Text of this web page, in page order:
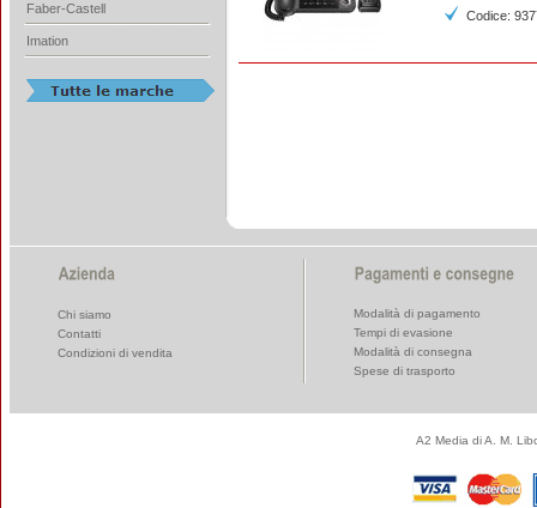
Codice:
Faber-Castell
Imation
Chi siamo
Contatti
Condizioni di vendita
Modalità di pagamento
Tempi di evasione
Modalità di consegna
Spese di trasporto
A2 Media di A. M.